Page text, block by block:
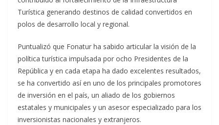
Turística generando destinos de calidad convertidos en
polos de desarrollo local y regional.
Puntualizó que Fonatur ha sabido articular la visión de la
política turística impulsada por ocho Presidentes de la
República y en cada etapa ha dado excelentes resultados,
se ha convertido así en uno de los principales promotores
de inversión en el país, un aliado de los gobiernos
estatales y municipales y un asesor especializado para los
inversionistas nacionales y extranjeros.